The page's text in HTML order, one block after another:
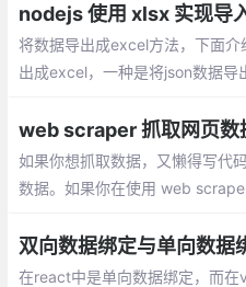
nodejs 使用 xlsx 实现导
将数据导出成excel方法，下面
出成excel，一种是将json数据导
web scraper 抓取网页数
如果你想抓取数据，又懒得写代
数据。如果你在使用 web
你放弃 web scraper 。
双向数据绑定与单向数据
在react中是单向数据绑定，而